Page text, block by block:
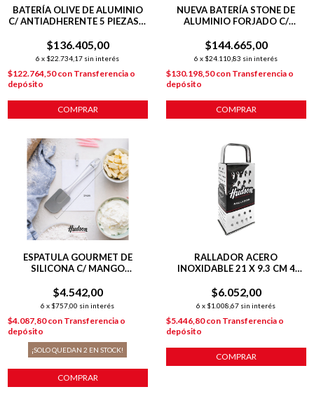
BATERÍA OLIVE DE ALUMINIO
C/ ANTIADHERENTE 5 PIEZAS +
$136.405,00
6 x $22.734,17 sin interés
$122.764,50con Transferencia o
depósito
COMPRAR
NUEVA BATERÍA STONE DE
ALUMINIO FORJADO C/
+ COCINERITO
$144.665,00
6 x $24.110,83 sin interés
$130.198,50con Transferencia o
depósito
COMPRAR
ESPATULA GOURMET DE
SILICONA C/ MANGO
$4.542,00
6 x $757,00 sin interés
$4.087,80con Transferencia o
depósito
¡SOLO QUEDAN2 EN STOCK!
COMPRAR
RALLADOR ACERO
INOXIDABLE 21 X 9.3 CM 4
$6.052,00
6 x $1.008,67 sin interés
$5.446,80con Transferencia o
depósito
COMPRAR